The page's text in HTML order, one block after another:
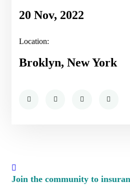
20 Nov, 2022
Location:
Broklyn, New York
Join the community to